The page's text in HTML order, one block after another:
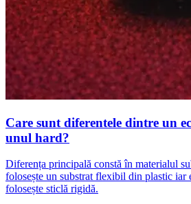
Care sunt diferentele dintre un
unul hard?
Diferența principală constă în materialul
folosește un substrat flexibil din plastic
folosește sticlă rigidă.